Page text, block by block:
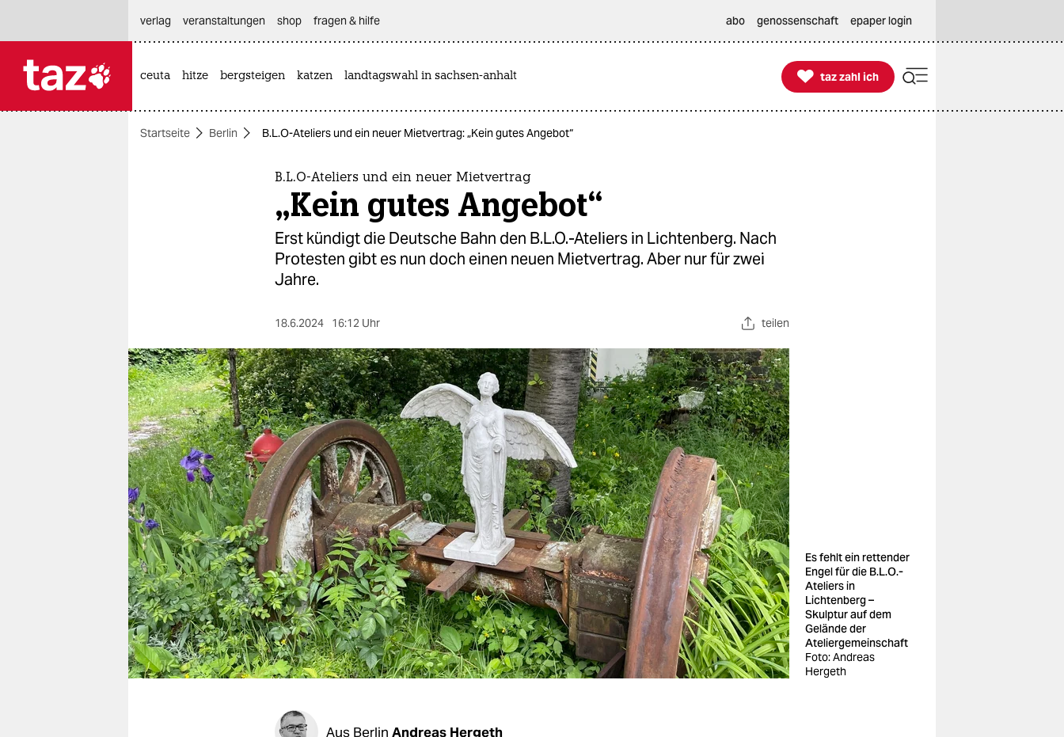
themen
berlin
nord
wahrheit
verlag
verlag
veranstaltungen
shop
fragen & hilfe
unterstützen
abo
genossenschaft
verlag
veranstaltungen shop fragen & hilfe abo genossenschaft epaper login
ceuta hitze bergsteigen katzen landtagswahl in sachsen-anhalt 
taz zahl ich
taz zahl ich
Startseite Berlin B.L.O-Ateliers und ein neuer Mietvertrag: „Kein gutes Angebot“
B.L.O-Ateliers und ein neuer Mietvertrag
„Kein gutes Angebot“
Erst kündigt die Deutsche Bahn den B.L.O.-Ateliers in Lichtenberg. Nach
Protesten gibt es nun doch einen neuen Mietvertrag. Aber nur für zwei
Jahre.
18.6.2024 16:12 Uhr teilen
Es fehlt ein rettender
Engel für die B.L.O.-
Ateliers in
Lichtenberg –
Skulptur auf dem
Gelände der
Ateliergemeinschaft
Foto: Andreas
Hergeth
Aus Berlin Andreas Hergeth